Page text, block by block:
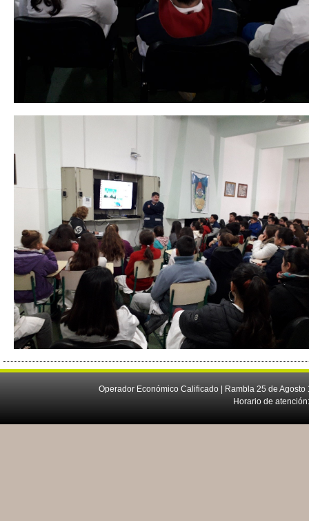
Operador Económico Calificado | Rambla 25 de
Horario de